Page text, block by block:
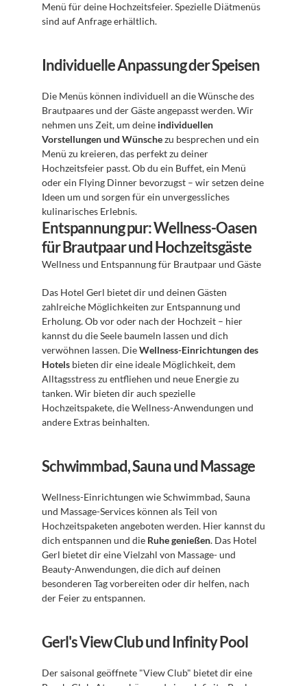
Menü für deine Hochzeitsfeier. Spezielle Diätmenüs
sind auf Anfrage erhältlich.
Individuelle Anpassung der Speisen
Die Menüs können individuell an die Wünsche des
Brautpaares und der Gäste angepasst werden. Wir
nehmen uns Zeit, um deine individuellen
Vorstellungen und Wünsche zu besprechen und ein
Menü zu kreieren, das perfekt zu deiner
Hochzeitsfeier passt. Ob du ein Buffet, ein Menü
oder ein Flying Dinner bevorzugst – wir setzen deine
Ideen um und sorgen für ein unvergessliches
kulinarisches Erlebnis.
Entspannung pur: Wellness-Oasen
für Brautpaar und Hochzeitsgäste
Wellness und Entspannung für Brautpaar und Gäste
Das Hotel Gerl bietet dir und deinen Gästen
zahlreiche Möglichkeiten zur Entspannung und
Erholung. Ob vor oder nach der Hochzeit – hier
kannst du die Seele baumeln lassen und dich
verwöhnen lassen. Die Wellness-Einrichtungen des
Hotels bieten dir eine ideale Möglichkeit, dem
Alltagsstress zu entfliehen und neue Energie zu
tanken. Wir bieten dir auch spezielle
Hochzeitspakete, die Wellness-Anwendungen und
andere Extras beinhalten.
Schwimmbad, Sauna und Massage
Wellness-Einrichtungen wie Schwimmbad, Sauna
und Massage-Services können als Teil von
Hochzeitspaketen angeboten werden. Hier kannst du
dich entspannen und die Ruhe genießen. Das Hotel
Gerl bietet dir eine Vielzahl von Massage- und
Beauty-Anwendungen, die dich auf deinen
besonderen Tag vorbereiten oder dir helfen, nach
der Feier zu entspannen.
Gerl's View Club und Infinity Pool
Der saisonal geöffnete "View Club" bietet dir eine